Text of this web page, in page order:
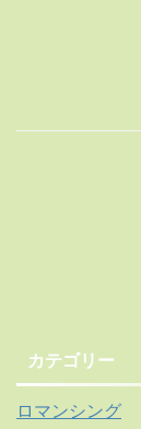
カテゴリー
ロマンシング